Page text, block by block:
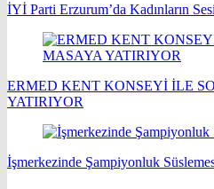
İYİ Parti Erzurum’da Kadınların
ERMED KENT KONSEYİ İLE
YATIRIYOR
İşmerkezinde Şampiyonluk